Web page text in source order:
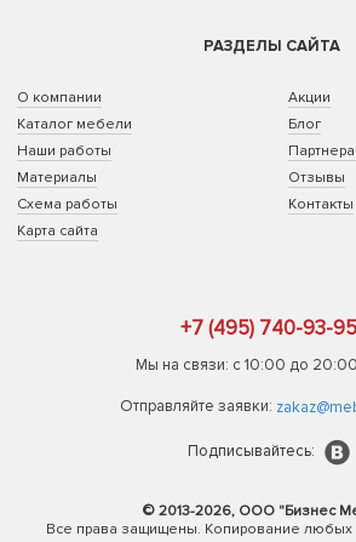
РАЗДЕЛЫ САЙТА
О компании
Каталог мебели
Наши работы
Материалы
Схема работы
Карта сайта
Акции
Блог
Отзывы
Контакты
+7 (495) 740-93-95
Мы на связи: с 10:00 до
Отправляйте заявки:
Подписывайтесь:
© 2013-2026, ООО "Бизнес
Все права защищены. Копирование любых